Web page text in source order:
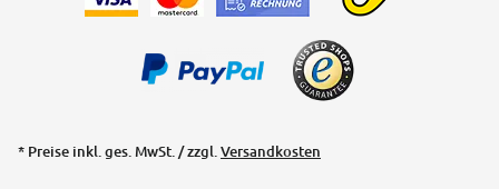
* Preise inkl. ges. MwSt. / zzgl.Versandkosten